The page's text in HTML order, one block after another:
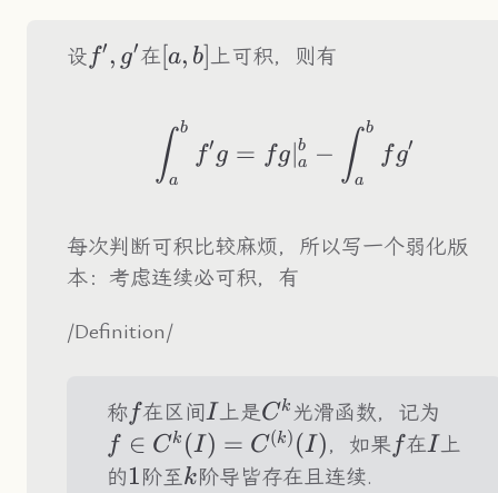
设 f',g'
f′, g′在[a,b]
[a, b]上可积，则有
∫a
b
f′g = fg∣a
b − ∫a
b
fg′
每次判断可积比较麻烦，所以写一个弱化版
本：考虑连续必可积，有
/Definition/
称ff在区间I
I上是C^k
Ck 光滑函数，记为
f ∈ Ck (I) = C(k) (I)，如果f
f在I
I上
的1
1 阶至k
k阶导皆存在且连续.